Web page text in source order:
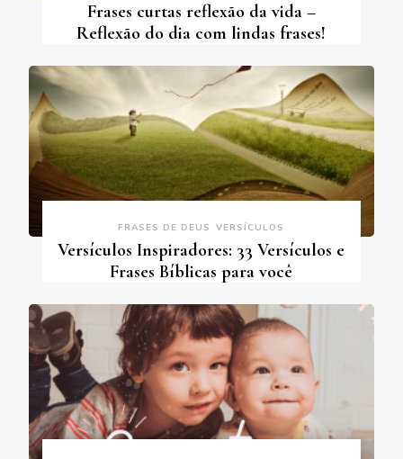
Frases curtas reflexão da vida –
Reflexão do dia com lindas frases!
FRASES DE DEUS VERSÍCULOS
Versículos Inspiradores: 33 Versículos e
Frases Bíblicas para você